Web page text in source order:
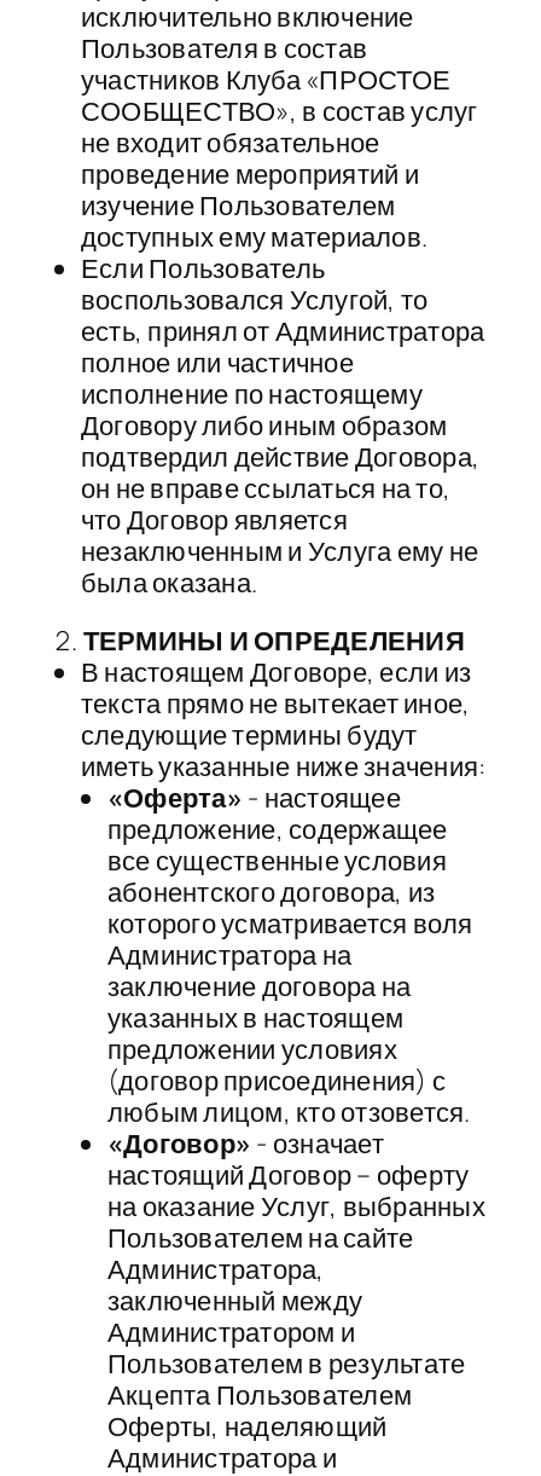
исключительно включение
Пользователя в состав
участников Клуба «ПРОСТОЕ
СООБЩЕСТВО», в состав услуг
не входит обязательное
проведение мероприятий и
изучение Пользователем
доступных ему материалов.
Если Пользователь
воспользовался Услугой, то
есть, принял от Администратора
полное или частичное
исполнение по настоящему
Договору либо иным образом
подтвердил действие Договора,
он не вправе ссылаться на то,
что Договор является
незаключенным и Услуга ему не
была оказана.
​ТЕРМИНЫ И ОПРЕДЕЛЕНИЯ
В настоящем Договоре, если из
текста прямо не вытекает иное,
следующие термины будут
иметь указанные ниже значения:
«Оферта» -​ настоящее
предложение, содержащее
все существенные условия
абонентского договора, из
которого усматривается воля
Администратора на
заключение договора на
указанных в настоящем
предложении условиях
(договор присоединения) с
любым лицом, кто отзовется.
«Договор» -​ означает
настоящий Договор – оферту
на оказание Услуг, выбранных
Пользователем на сайте
Администратора​,​​ ​
заключенный между
Администратором и
Пользователем в результате
Акцепта Пользователем
Оферты, наделяющий
Администратора и